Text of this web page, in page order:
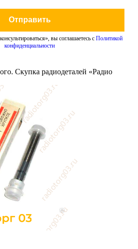
Отправить
вы соглашаетесь с Политикой
конфиденциальности
Скупка радиодеталей «Радио